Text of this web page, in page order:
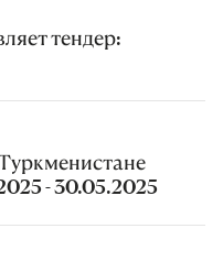
тендер:
- 30.05.2025